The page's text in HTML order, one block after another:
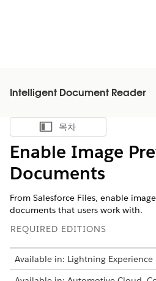
Intelligent Document Reader
목차 표시
목차
Enable Image
Documents
From Salesforce Files, enable
documents that users work with.
REQUIRED EDITIONS
Available in: Lightning Experience